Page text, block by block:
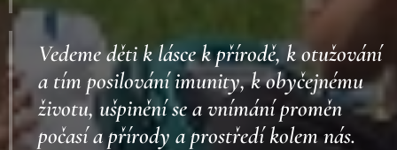
Vedeme děti k lásce k přírodě, k otužování
a tím posilování imunity, k obyčejnému
životu, ušpinění se a vnímání proměn
počasí a přírody a prostředí kolem nás.